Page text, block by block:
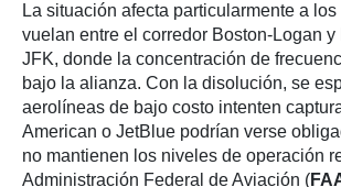
La situación afecta particularmente a
vuelan entre el corredor Boston-Logan y
JFK, donde la concentración de
bajo la alianza. Con la disolución, se
aerolíneas de bajo costo intenten
American o JetBlue podrían verse
no mantienen los niveles de operación
Administración Federal de Aviación (